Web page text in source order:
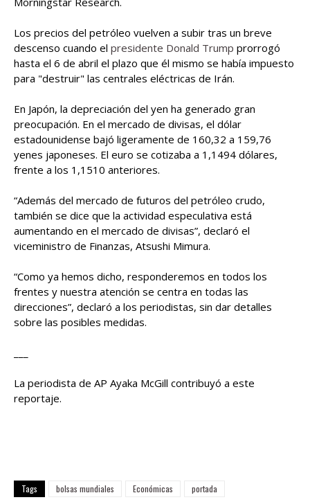
Los precios del petróleo vuelven a subir tras un breve
descenso cuando el presidente Donald Trump prorrogó
hasta el 6 de abril el plazo que él mismo se había impuesto
para "destruir" las centrales eléctricas de Irán.
En Japón, la depreciación del yen ha generado gran
preocupación. En el mercado de divisas, el dólar
estadounidense bajó ligeramente de 160,32 a 159,76
yenes japoneses. El euro se cotizaba a 1,1494 dólares,
frente a los 1,1510 anteriores.
“Además del mercado de futuros del petróleo crudo,
también se dice que la actividad especulativa está
aumentando en el mercado de divisas”, declaró el
viceministro de Finanzas, Atsushi Mimura.
“Como ya hemos dicho, responderemos en todos los
frentes y nuestra atención se centra en todas las
direcciones”, declaró a los periodistas, sin dar detalles
sobre las posibles medidas.
La periodista de AP Ayaka McGill contribuyó a este
reportaje.
Tags bolsas mundiales Económicas portada